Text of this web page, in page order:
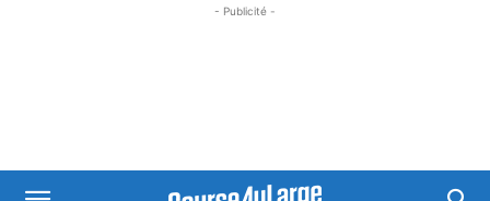
- Publicité -